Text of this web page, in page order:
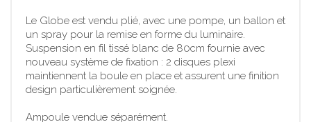
Le Globe est vendu plié, avec une pompe, un ballon et
un spray pour la remise en forme du luminaire.
Suspension en fil tissé blanc de 80cm fournie avec
nouveau système de fixation : 2 disques plexi
maintiennent la boule en place et assurent une finition
design particulièrement soignée.
Ampoule vendue séparément.